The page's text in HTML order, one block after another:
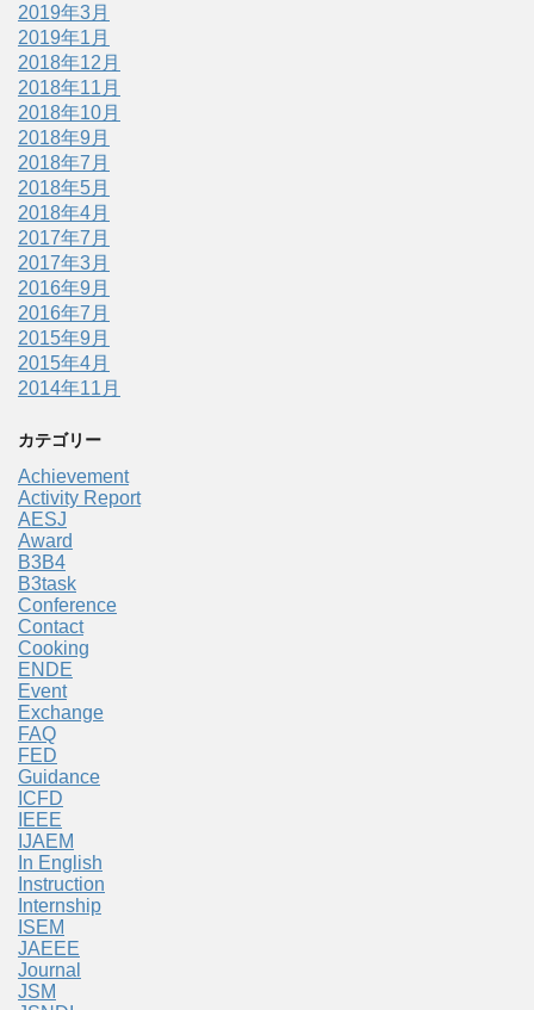
2019年3月
2019年1月
2018年12月
2018年11月
2018年10月
2018年9月
2018年7月
2018年5月
2018年4月
2017年7月
2017年3月
2016年9月
2016年7月
2015年9月
2015年4月
2014年11月
カテゴリー
Achievement
Activity Report
AESJ
Award
B3B4
B3task
Conference
Contact
Cooking
ENDE
Event
Exchange
FAQ
FED
Guidance
ICFD
IEEE
IJAEM
In English
Instruction
Internship
ISEM
JAEEE
Journal
JSM